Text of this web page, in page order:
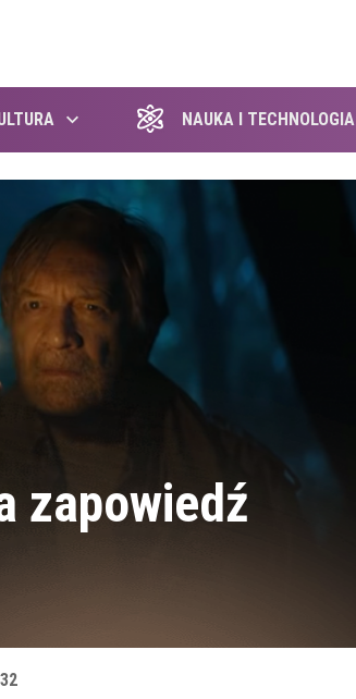
NAUKA I TECHNOLOGIA
zapowiedź